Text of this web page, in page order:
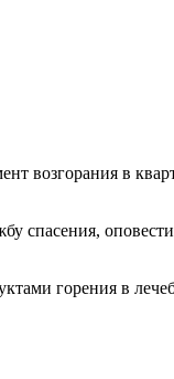
возгорания в
спасения,
горения в